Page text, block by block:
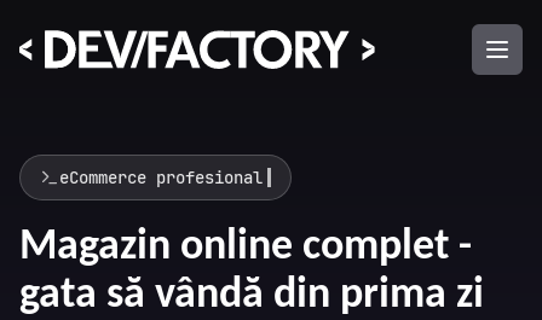
eCommerce profesional
Magazin online complet -
gata să vândă din prima zi